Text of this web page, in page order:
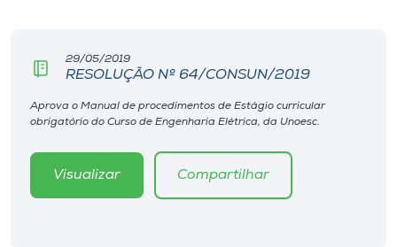
Rádio
29/05/2019
RESOLUÇÃO Nº 64/CONSUN/2019
Aprova o Manual de procedimentos de Estágio curricular
obrigatório do Curso de Engenharia Elétrica, da Unoesc.
Visualizar Compartilhar